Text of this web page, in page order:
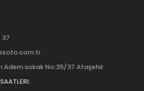
37
Adem sokak No:35/37 Ataşehir